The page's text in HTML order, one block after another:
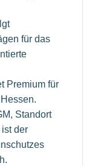
für das
Premium für
Standort
der